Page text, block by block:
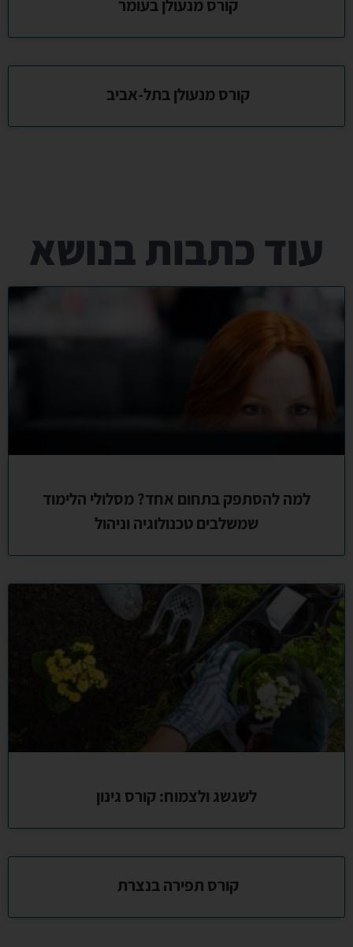
קורס מנעולן בעומר
קורס מנעולן בתל-אביב
עוד כתבות בנושא
למה להסתפק בתחום אחד? מסלולי הלימוד
שמשלבים טכנולוגיה וניהול
לשגשג ולצמוח: קורס גינון
קורס תפירה בנצרת